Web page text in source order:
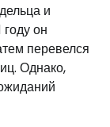
и
он
перевелся
Однако,